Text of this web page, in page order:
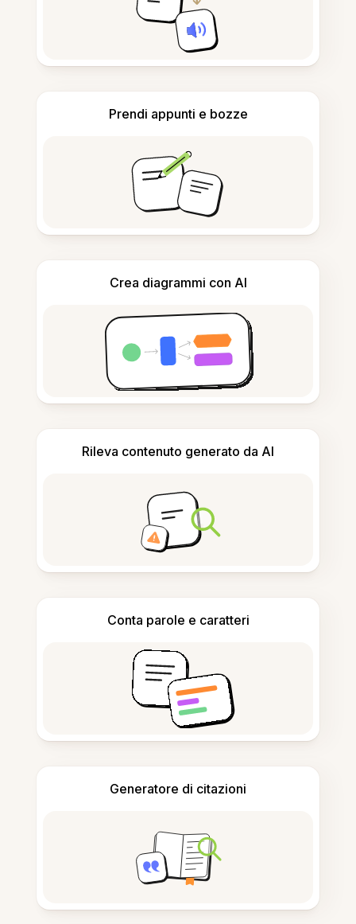
Prendi appunti e bozze
Crea diagrammi con AI
Rileva contenuto generato da AI
Conta parole e caratteri
Generatore di citazioni